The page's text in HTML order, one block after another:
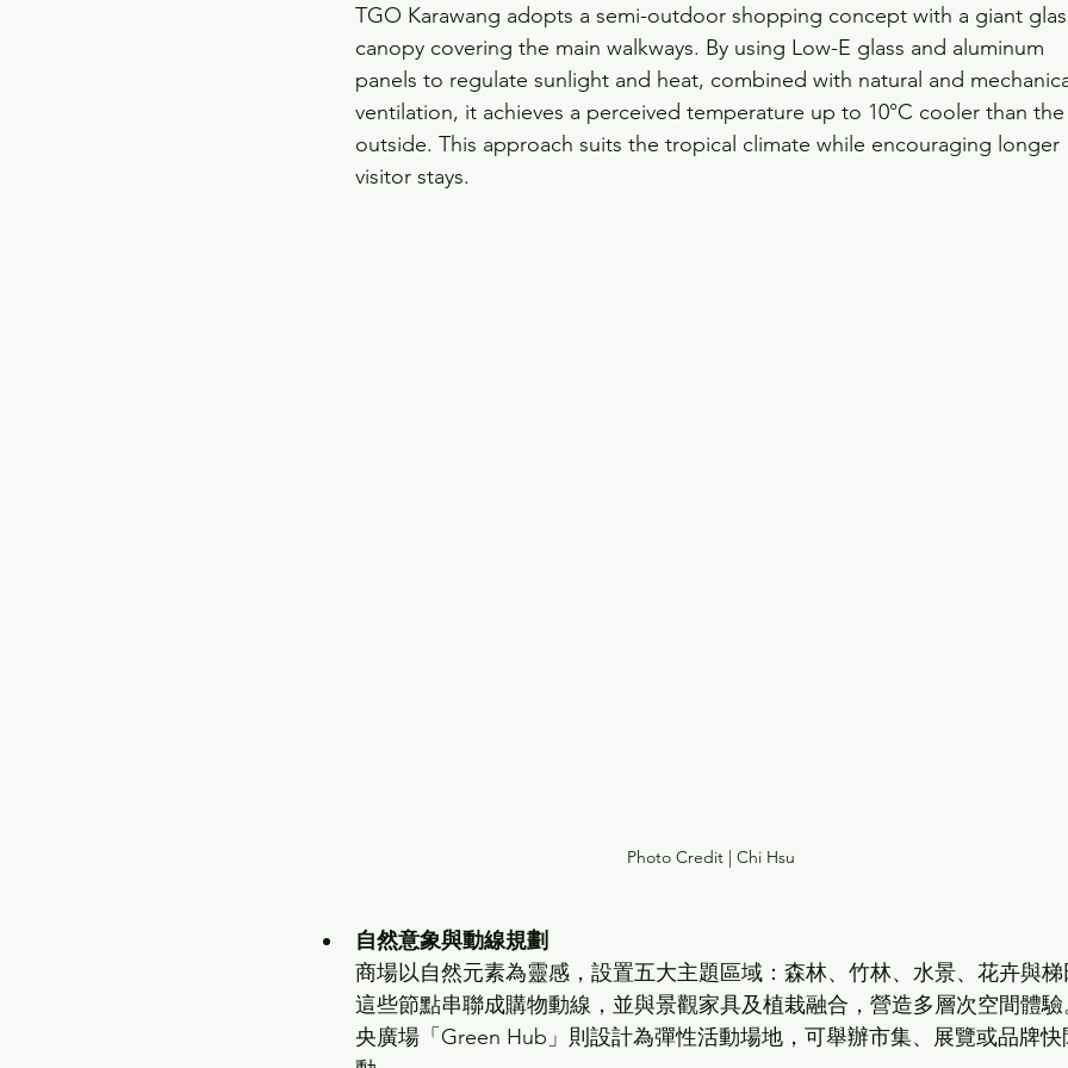
TGO Karawang adopts a semi-outdoor shopping concept with a giant
canopy covering the main walkways. By using Low-E glass and aluminum
panels to regulate sunlight and heat, combined with natural and
ventilation, it achieves a perceived temperature up to 10°C cooler than the
outside. This approach suits the tropical climate while encouraging longer
visitor stays.
Photo Credit | Chi Hsu
自然意象與動線規劃
商場以自然元素為靈感，設置五大主題區域：森林、竹林、水景、花卉與梯
這些節點串聯成購物動線，並與景觀家具及植栽融合，營造多層次空間體驗
央廣場「Green Hub」則設計為彈性活動場地，可舉辦市集、展覽或品牌快